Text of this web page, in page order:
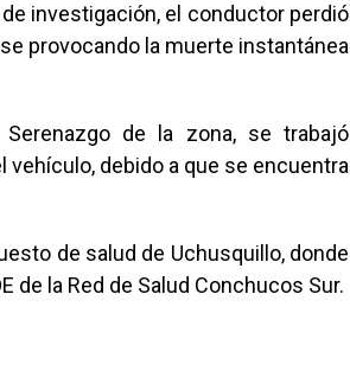
investigación, el conductor perdió
provocando la muerte instantánea
de la zona, se trabajó
vehículo, debido a que se encuentra
de salud de Uchusquillo, donde
de la Red de Salud Conchucos Sur.